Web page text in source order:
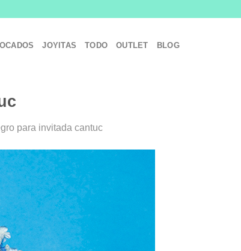
JOYITAS TODO OUTLET BLOG
para invitada cantuc